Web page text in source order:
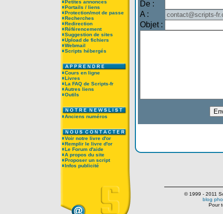
Petites annonces
Portails / liens
Protection/mot de passe
Recherches
Redirection
Référencement
Suggestion de sites
Upload de fichiers
Webmail
Scripts hébergés
Cours en ligne
Livres
La FAQ de Scripts-fr
Autres liens
Outils
Anciens numéros
Voir notre livre d'or
Remplir le livre d'or
Le Forum d'aide
A propos du site
Proposer un script
Infos publicité
De :
A :
Objet :
© 1999 - 2011
blog
Pour